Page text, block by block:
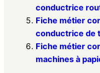
conductrice
Fiche métier
conductrice de
Fiche métier
machines à